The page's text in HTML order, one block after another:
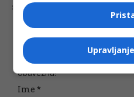
Šta mislite o ovoj temi?
Vaša e-mail adresa neće biti
obavezna!
Ime *